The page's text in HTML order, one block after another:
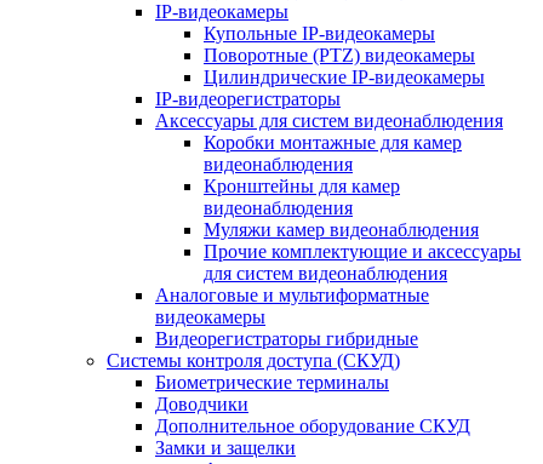
IP-видеокамеры
Купольные IP-видеокамеры
Поворотные (PTZ) видеокамеры
Цилиндрические IP-видеокамеры
IP-видеорегистраторы
Аксессуары для систем видеонаблюдения
Коробки монтажные для камер
видеонаблюдения
Кронштейны для камер
видеонаблюдения
Муляжи камер видеонаблюдения
Прочие комплектующие и аксессуары
для систем видеонаблюдения
Аналоговые и мультиформатные
видеокамеры
Видеорегистраторы гибридные
Системы контроля доступа (СКУД)
Биометрические терминалы
Доводчики
Дополнительное оборудование СКУД
Замки и защелки